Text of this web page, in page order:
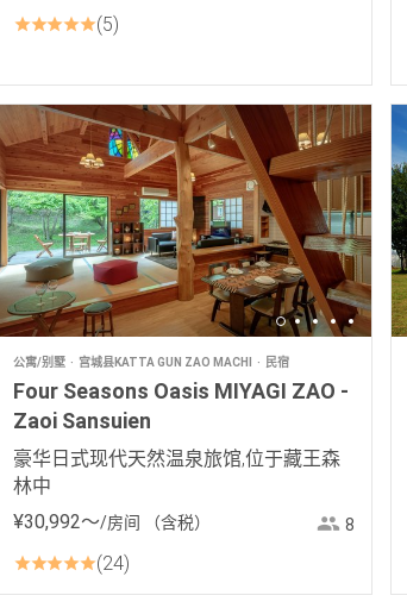
5
公寓/别墅 宫城县KATTA GUN ZAO MACHI 民宿
Four Seasons Oasis MIYAGI ZAO -
Zaoi Sansuien
豪华日式现代天然温泉旅馆,位于藏王森
林中
¥30,992〜/房间 （含税） 8
24